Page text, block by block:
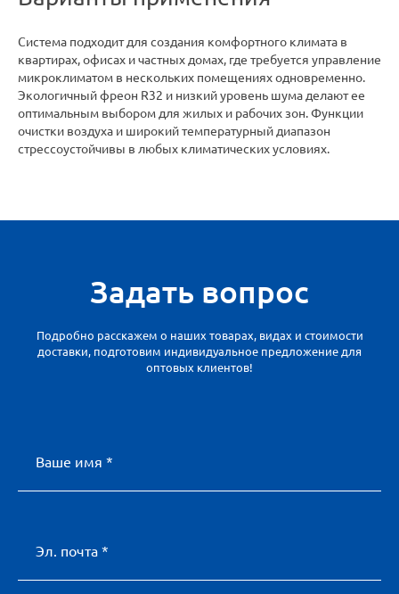
Система подходит для создания комфортного климата в
квартирах, офисах и частных домах, где требуется управление
микроклиматом в нескольких помещениях одновременно.
Экологичный фреон R32 и низкий уровень шума делают ее
оптимальным выбором для жилых и рабочих зон. Функции
очистки воздуха и широкий температурный диапазон
стрессоустойчивы в любых климатических условиях.
Задать вопрос
Подробно расскажем о наших товарах, видах и стоимости
доставки, подготовим индивидуальное предложение для
оптовых клиентов!
Ваше имя *
Эл. почта *